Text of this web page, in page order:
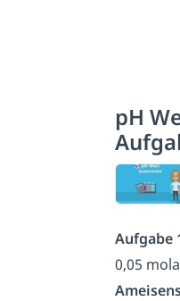
pH
Aufgabe
0,05